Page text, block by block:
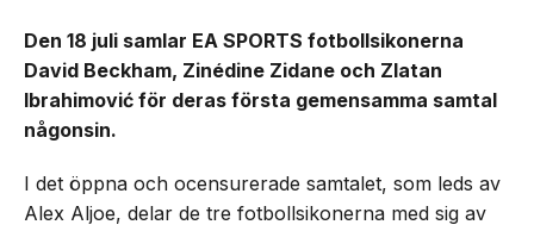
Den 18 juli samlar EA SPORTS fotbollsikonerna
David Beckham, Zinédine Zidane och Zlatan
Ibrahimović för deras första gemensamma samtal
någonsin.
I det öppna och ocensurerade samtalet, som leds av
Alex Aljoe, delar de tre fotbollsikonerna med sig av